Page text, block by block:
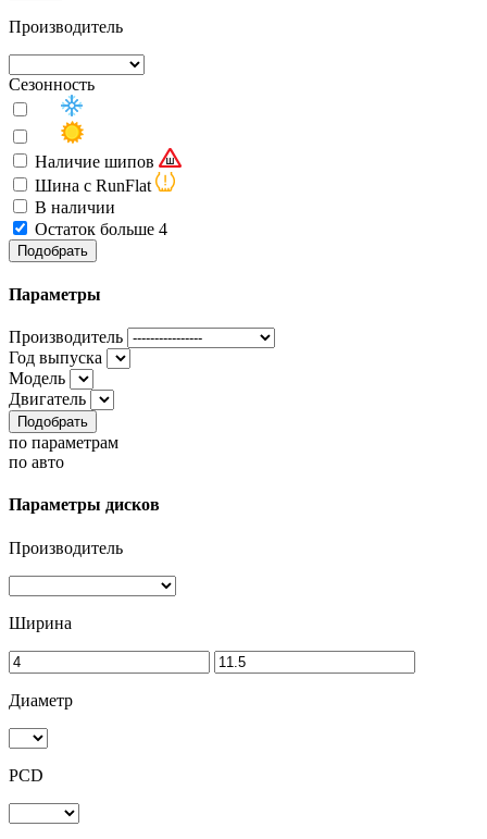
Производитель
Сезонность
Наличие шипов
Шина с RunFlat
В наличии
Остаток больше 4
Подобрать
Параметры
Производитель
Год выпуска
Модель
Двигатель
Подобрать
по параметрам
по авто
Параметры дисков
Производитель
Ширина
Диаметр
PCD